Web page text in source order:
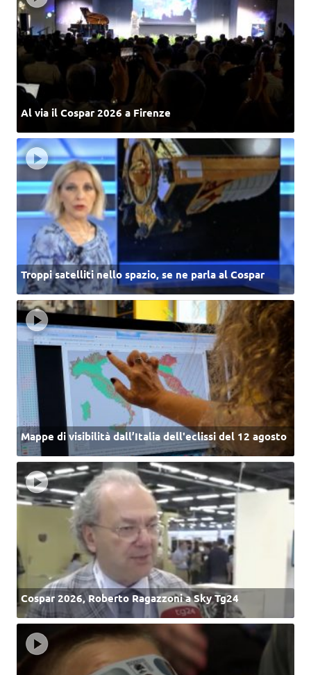
Al via il Cospar 2026 a Firenze
Troppi satelliti nello spazio, se ne parla al Cospar
Mappe di visibilità dall’Italia dell'eclissi del 12 agosto
Cospar 2026, Roberto Ragazzoni a Sky Tg24